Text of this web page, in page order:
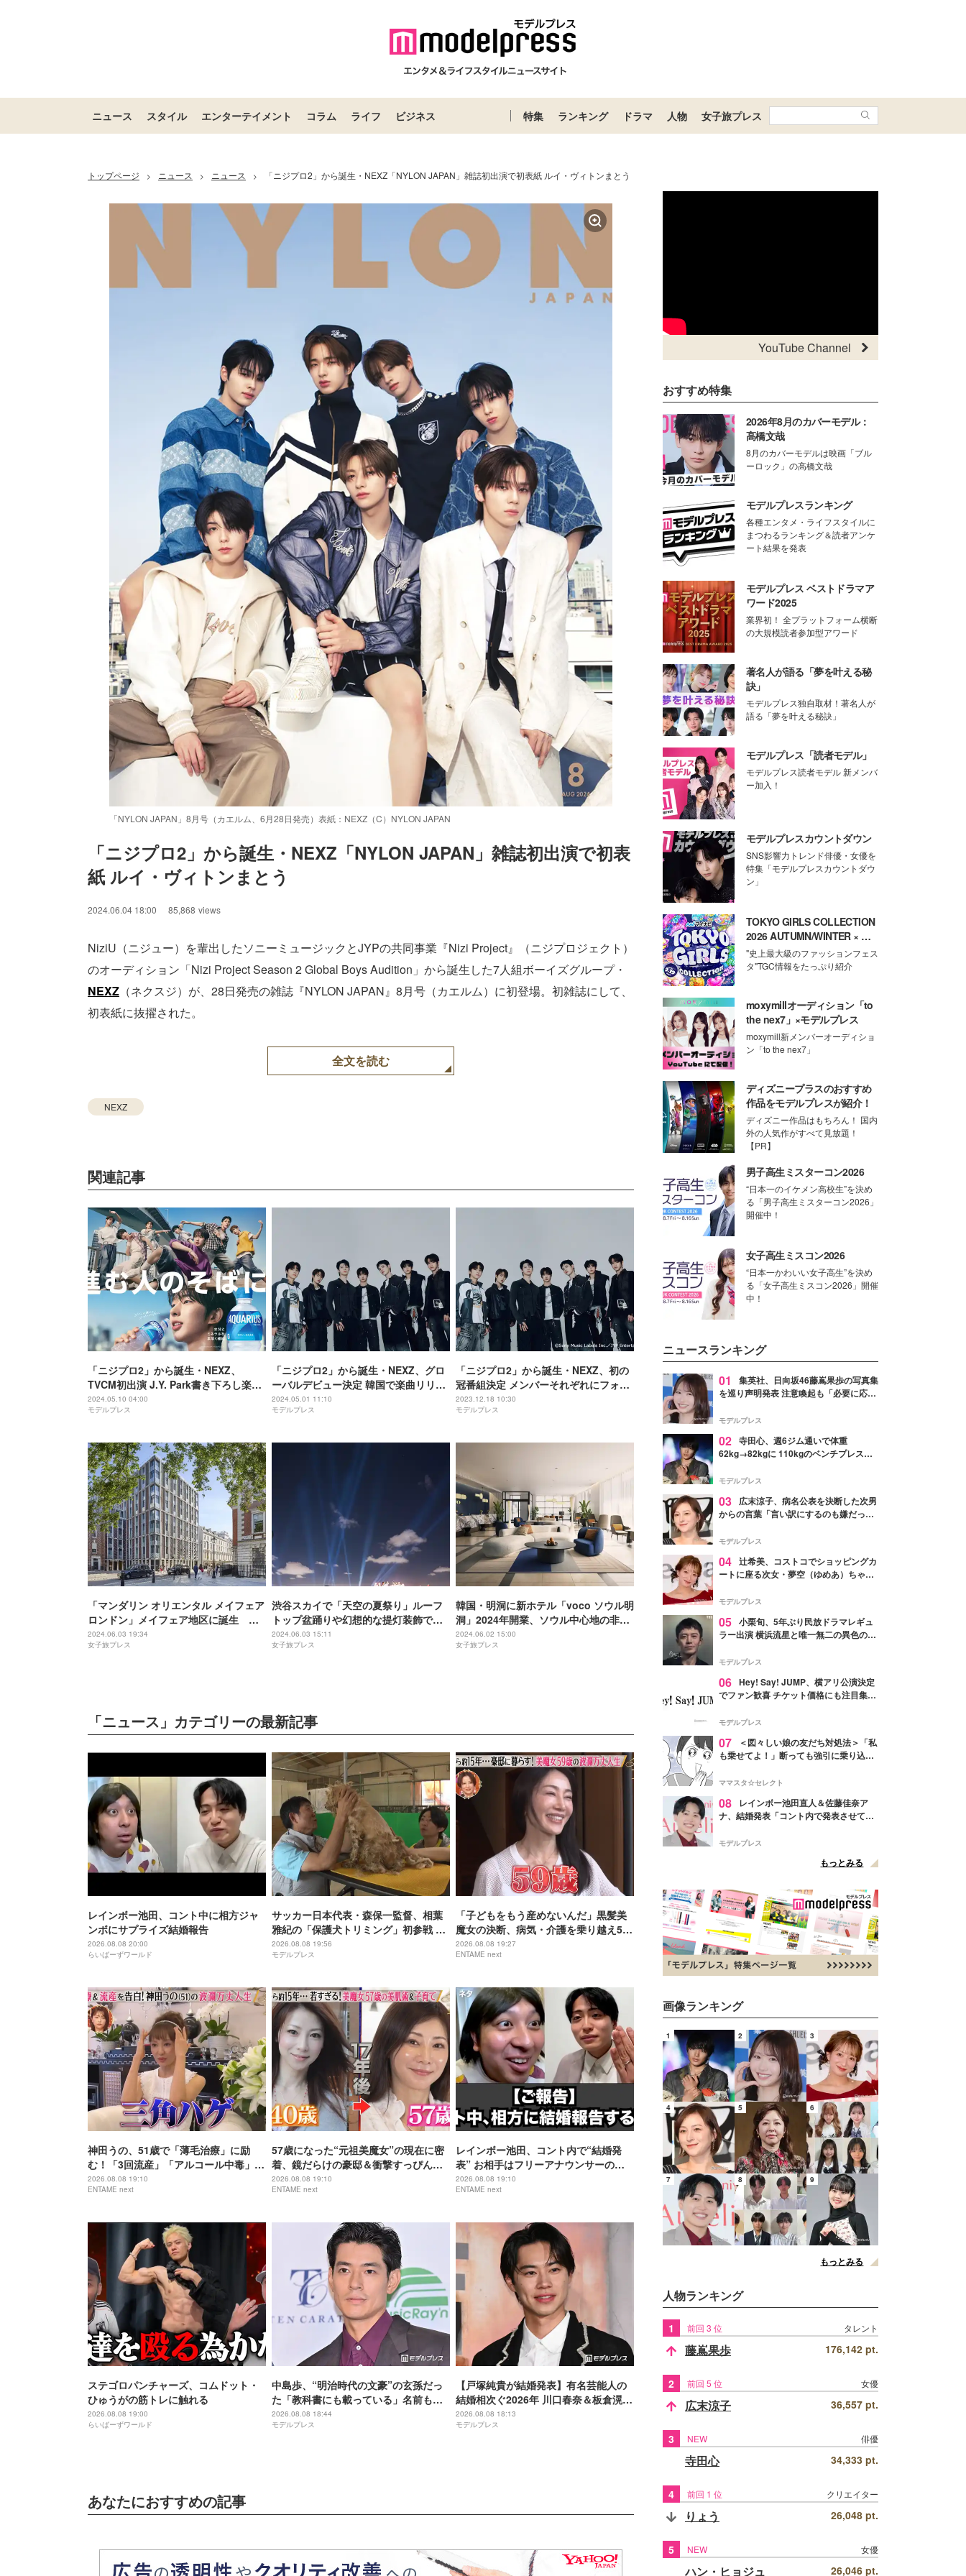
ニュース スタイル エンターテイメント コラム ライフ ビジネス 特集 ランキング ドラマ 人物 女子旅プレス
トップページ > ニュース > ニュース > 「ニジプロ2」から誕生・NEXZ「NYLON JAPAN」雑誌初出演で初表紙 ルイ・ヴィトンまとう
「NYLON JAPAN」8月号（カエルム、6月28日発売）表紙：NEXZ（C）NYLON JAPAN
「ニジプロ2」から誕生・NEXZ「NYLON JAPAN」雑誌初出演で初表
紙 ルイ・ヴィトンまとう
2024.06.04 18:00 85,868 views
NiziU（ニジュー）を輩出したソニーミュージックとJYPの共同事業『Nizi Project』（ニジプロジェクト）
のオーディション「Nizi Project Season 2 Global Boys Audition」から誕生した7人組ボーイズグループ・
NEXZ （ネクスジ）が、28日発売の雑誌『NYLON JAPAN』8月号（カエルム）に初登場。初雑誌にして、
初表紙に抜擢された。
全文を読む
NEXZ
関連記事
「ニジプロ2」から誕生・NEXZ、
TVCM初出演 J.Y. Park書き下ろし楽曲
で迫力満点ダンス披露
2024.05.10 04:00
モデルプレス
「ニジプロ2」から誕生・NEXZ、グロ
ーバルデビュー決定 韓国で楽曲リリー
ス＜Ride the Vibe＞
2024.05.01 11:10
モデルプレス
「ニジプロ2」から誕生・NEXZ、初の
冠番組決定 メンバーそれぞれにフォー
カス
2023.12.18 10:30
モデルプレス
「マンダリン オリエンタル メイフェア
ロンドン」メイフェア地区に誕生 東
洋と西洋の文化息づくデザイン
2024.06.03 19:34
女子旅プレス
渋谷スカイで「天空の夏祭り」ルーフ
トップ盆踊りや幻想的な提灯装飾でこ
こならではの夏を体感
2024.06.03 15:11
女子旅プレス
韓国・明洞に新ホテル「voco ソウル明
洞」2024年開業、ソウル中心地の非日
常空間
2024.06.02 15:00
女子旅プレス
「ニュース」カテゴリーの最新記事
レインボー池田、コント中に相方ジャ
ンボにサプライズ結婚報告
2026.08.08 20:00
らいばーずワールド
サッカー日本代表・森保一監督、相葉
雅紀の「保護犬トリミング」初参戦 ド
リームチームで心込めて挑む【24時間
テレビ49】
2026.08.08 19:56
モデルプレス
「子どもをもう産めないんだ」黒髪美
魔女の決断、病気・介護を乗り越え56
歳で“おばあちゃん”に
2026.08.08 19:27
ENTAME next
神田うの、51歳で「薄毛治療」に励
む！「3回流産」「アルコール中毒」自
身の過去を赤裸々告白
2026.08.08 19:10
ENTAME next
57歳になった“元祖美魔女”の現在に密
着、鏡だらけの豪邸＆衝撃すっぴん姿
を披露
2026.08.08 19:10
ENTAME next
レインボー池田、コント内で“結婚発
表” お相手はフリーアナウンサーの佐
藤佳奈
2026.08.08 19:10
ENTAME next
ステゴロパンチャーズ、コムドット・
ひゅうがの筋トレに触れる
2026.08.08 19:00
らいばーずワールド
中島歩、“明治時代の文豪”の玄孫だっ
た「教科書にも載っている」名前も先
祖に由来
2026.08.08 18:44
モデルプレス
【戸塚純貴が結婚発表】有名芸能人の
結婚相次ぐ2026年 川口春奈＆板倉滉選
手・田中みな実＆亀梨和也・新木優子
＆中島裕翔ほか
2026.08.08 18:13
モデルプレス
あなたにおすすめの記事
YouTube Channel
おすすめ特集
2026年8月のカバーモデル：
高橋文哉
8月のカバーモデルは映画「ブル
ーロック」の高橋文哉
モデルプレスランキング
各種エンタメ・ライフスタイルに
まつわるランキング＆読者アンケ
ート結果を発表
モデルプレス ベストドラマア
ワード2025
業界初！ 全プラットフォーム横断
の大規模読者参加型アワード
著名人が語る「夢を叶える秘
訣」
モデルプレス独自取材！著名人が
語る「夢を叶える秘訣」
モデルプレス「読者モデル」
モデルプレス読者モデル 新メンバ
ー加入！
モデルプレスカウントダウン
SNS影響力トレンド俳優・女優を
特集「モデルプレスカウントダウ
ン」
TOKYO GIRLS COLLECTION
2026 AUTUMN/WINTER × モ
デルプレス
"史上最大級のファッションフェス
タ"TGC情報をたっぷり紹介
moxymillオーディション「to
the nex7」×モデルプレス
moxymill新メンバーオーディショ
ン「to the nex7」
ディズニープラスのおすすめ
作品をモデルプレスが紹介！
ディズニー作品はもちろん！ 国内
外の人気作がすべて見放題！
【PR】
男子高生ミスターコン2026
“日本一のイケメン高校生”を決め
る「男子高生ミスターコン2026」
開催中！
女子高生ミスコン2026
“日本一かわいい女子高生”を決め
る「女子高生ミスコン2026」開催
中！
ニュースランキング
01
集英社、日向坂46藤嶌果歩の写真集
を巡り声明発表 注意喚起も「必要に応じ
モデルプレス
02 寺田心、週6ジム通いで体重
62kg→82kgに 110kgのベンチプレス持
「かっこいい」と反響
モデルプレス
03
広末涼子、病名公表を決断した次男
からの言葉「言い訳にするのも嫌だっ
モデルプレス
04 辻希美、コストコでショッピングカ
ートに座る次女・夢空（ゆめあ）ちゃん
ぎ」「成長を感じる」の声
モデルプレス
05 小栗旬、5年ぶり民放ドラマレギュ
ラー出演 横浜流星と唯一無二の異色のバ
モデルプレス
06 Hey! Say! JUMP、横アリ公演決定
でファン歓喜 チケット価格にも注目集ま
モデルプレス
07
＜図々しい娘の友だち対処法＞「私
も乗せてよ！」断っても強引に乗り込ん
ママスタ☆セレクト
08
レインボー池田直人＆佐藤佳奈ア
ナ、結婚発表「コント内で発表させてい
点変更のため
モデルプレス
もっとみる
画像ランキング
1 2 3
4 5 6
7 8 9
もっとみる
人物ランキング
1 前回 3 位 タレント
藤嶌果歩 176,142 pt.
2 前回 5 位 女優
広末涼子 36,557 pt.
3 NEW 俳優
寺田心 34,333 pt.
4 前回 1 位 クリエイター
りょう 26,048 pt.
5 NEW 女優
ハン・ヒョジュ 26,046 pt.